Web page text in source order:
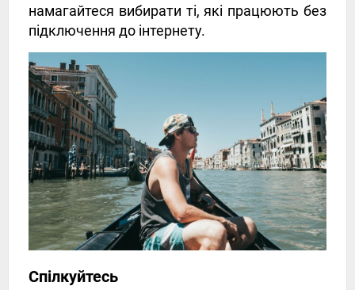
намагайтеся вибирати ті, які працюють без
підключення до інтернету.
Спілкуйтесь